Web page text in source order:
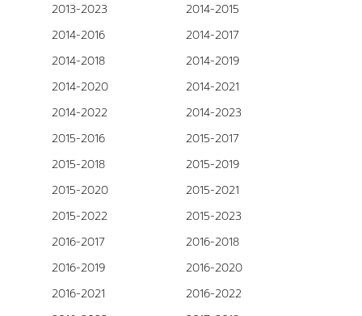
2013-2023
2014-2015
2014-2016
2014-2017
2014-2018
2014-2019
2014-2020
2014-2021
2014-2022
2014-2023
2015-2016
2015-2017
2015-2018
2015-2019
2015-2020
2015-2021
2015-2022
2015-2023
2016-2017
2016-2018
2016-2019
2016-2020
2016-2021
2016-2022